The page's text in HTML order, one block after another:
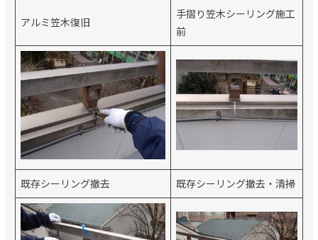
アルミ笠木復旧
手摺り笠木シーリング施工
前
既存シーリング撤去 既存シーリング撤去・清掃